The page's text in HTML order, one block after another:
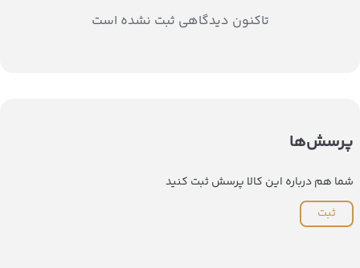
تاکنون دیدگاهی ثبت نشده است
پرسش‌ها
شما هم درباره این کالا پرسش ثبت کنید
ثبت